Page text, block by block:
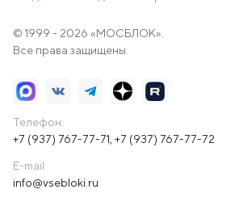
© 1999 - 2026 «МОСБЛОК».
Все права защищены.
Телефон:
+7 (937) 767-77-71, +7 (937) 767-77-72
E-mail:
info@vsebloki.ru